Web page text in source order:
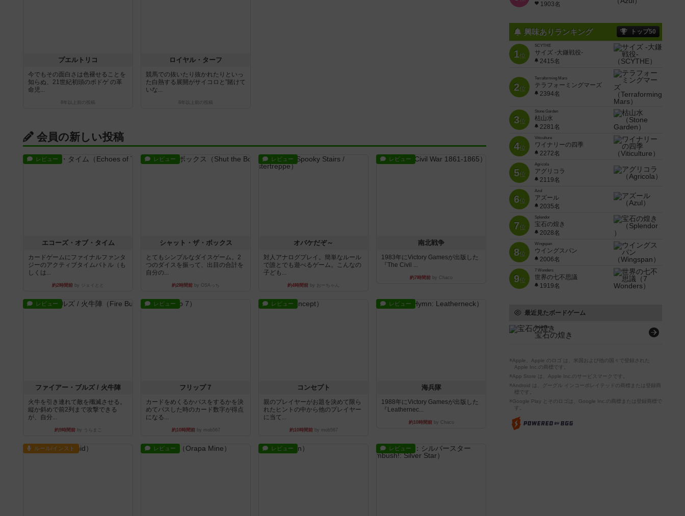
プエルトリコ
今でもその面白さは色褪せることを
知らぬ、21世紀初頭のボドゲ の革
命児...
8年以上前 の投稿
ロイヤル・ターフ
競馬での抜いたり抜かれたりといっ
た白熱する展開がサイコロと”賭けて
いな...
8年以上前 の投稿
会員の新しい投稿
レビュー
エコーズ・オブ・タイム
カードゲームにファイナルファンタ
ジーのアクティブタイムバトル（も
しくは...
約2時間前 by ジェイとと
レビュー
シャット・ザ・ボックス
とてもシンプルなダイスゲーム。2
つのダイスを振って、出目の合計を
自分の...
約2時間前 by OSAっち
レビュー
オバケだぞ～
対人アナログプレイ。簡単なルール
で誰とでも遊べるゲーム。こんなの
子ども...
約4時間前 by おーちゃん
レビュー
南北戦争
1983年にVictory Gamesが出版した
『The Civil ...
約7時間前 by Chaco
レビュー
ファイアー・ブルズ / 火牛陣
火牛を引き連れて敵を殲滅させる。
縦か斜めで前2列まで攻撃できる
が、自分...
約9時間前by うらまこ
レビュー
フリップ７
カードをめくるかパスをするかを決
めてパスした時のカード数字が得点
になる...
約10時間前by mob567
レビュー
コンセプト
親のプレイヤーがお題を決めて限ら
れたヒントの中から他のプレイヤー
に当て...
約10時間前by mob567
レビュー
海兵隊
1988年にVictory Gamesが出版した
『Leathernec...
約10時間前by Chaco
ルール/インスト レビュー レビュー レビュー
1903名
興味ありランキング トップ50
1位
SCYTHE
サイズ -大鎌戦役-
2415名
2位
Terraforming Mars
テラフォーミングマーズ
2394名
3位
Stone Garden
枯山水
2281名
4位
Viticulture
ワイナリーの四季
2272名
5位
Agricola
アグリコラ
2119名
6位
Azul
アズール
2035名
7位
Splendor
宝石の煌き
2028名
8位
Wingspan
ウイングスパン
2006名
9位
7 Wonders
世界の七不思議
1919名
最近見たボードゲーム
Splendor
宝石の煌き
※Apple、Apple のロゴ は、米国および他の国々で登録された
Apple Inc.の商標です。
※App Store は、Apple Inc.のサービスマークです。
※Android は、グーグル インコーポレイテッドの商標または登録商
標です。
※Google Play とそのロゴは、Google Inc.の商標または登録商標で
す。